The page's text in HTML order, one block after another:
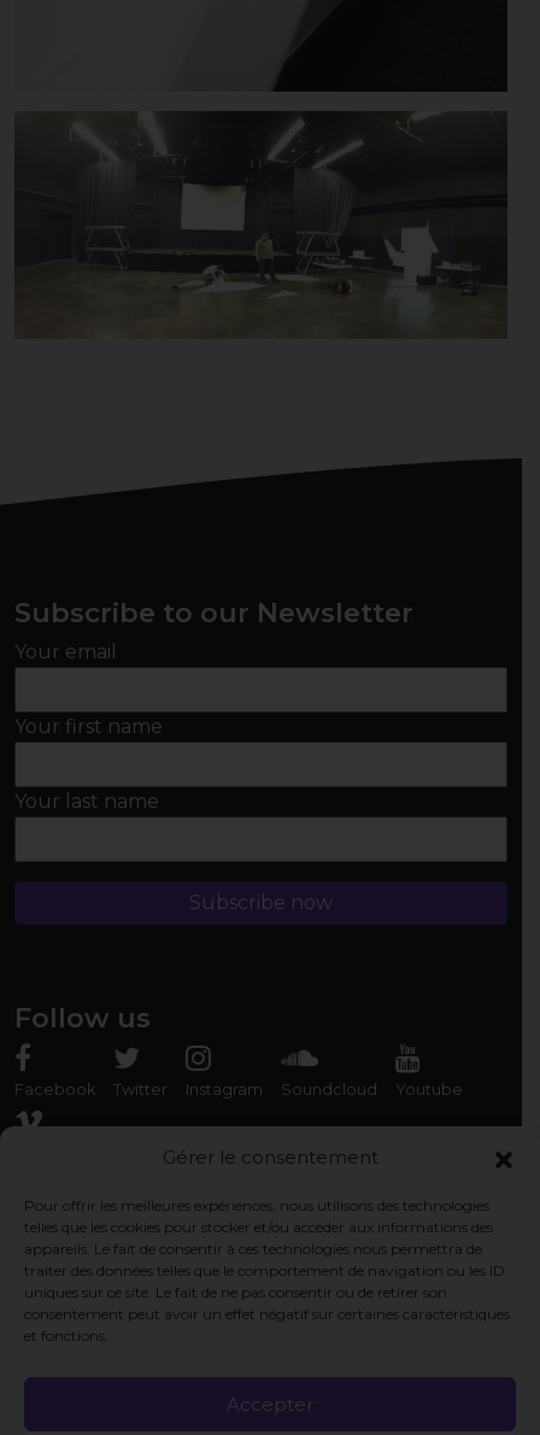
Gérer le consentement
Pour offrir les meilleures expériences, nous utilisons des technologies
telles que les cookies pour stocker et/ou accéder aux informations des
appareils. Le fait de consentir à ces technologies nous permettra de
traiter des données telles que le comportement de navigation ou les ID
uniques sur ce site. Le fait de ne pas consentir ou de retirer son
consentement peut avoir un effet négatif sur certaines caractéristiques
et fonctions.
Accepter
Subscribe to our Newsletter
Your email
Your first name
Your last name
Follow us
Facebook Twitter Instagram Soundcloud Youtube
Rencontrez-nous
Association Organ'Phantom
9 rue des Capérans, 33000 Bordeaux, France
Politique de cookie